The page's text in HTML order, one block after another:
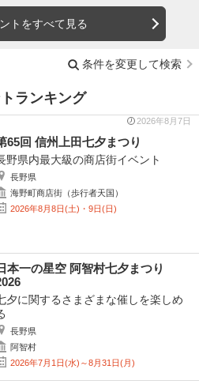
トをすべて見る
条件を変更して検索
ランキング
2026年8月7日
65回 信州上田七夕まつり
野県内最大級の商店街イベント
長野県
海野町商店街（歩行者天国）
2026年8月8日(土)・9日(日)
本一の星空 阿智村七夕まつり
夕に関するさまざまな催しを楽しめ
長野県
阿智村
2026年7月1日(水)～8月31日(月)